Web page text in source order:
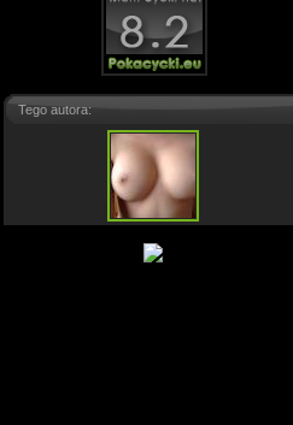
Tego autora: